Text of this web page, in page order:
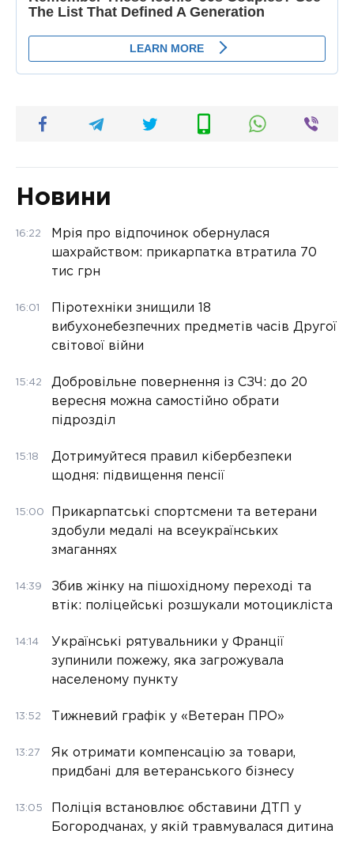
Новини
16:22
Мрія про відпочинок обернулася
шахрайством: прикарпатка втратила 70
тис грн
16:01
Піротехніки знищили 18
вибухонебезпечних предметів часів Другої
світової війни
15:42
Добровільне повернення із СЗЧ: до 20
вересня можна самостійно обрати
підрозділ
15:18
Дотримуйтеся правил кібербезпеки
щодня: підвищення пенсії
15:00
Прикарпатські спортсмени та ветерани
здобули медалі на всеукраїнських
змаганнях
14:39
Збив жінку на пішохідному переході та
втік: поліцейські розшукали мотоцикліста
14:14
Українські рятувальники у Франції
зупинили пожежу, яка загрожувала
населеному пункту
13:52 Тижневий графік у «Ветеран ПРО»
13:27
Як отримати компенсацію за товари,
придбані для ветеранського бізнесу
13:05
Поліція встановлює обставини ДТП у
Богородчанах, у якій травмувалася дитина